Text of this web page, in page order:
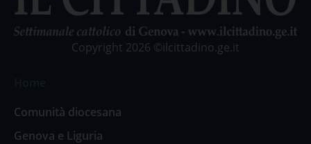
Copyright 2026 ©ilcittadino.ge.it
Comunità diocesana
Genova e Liguria